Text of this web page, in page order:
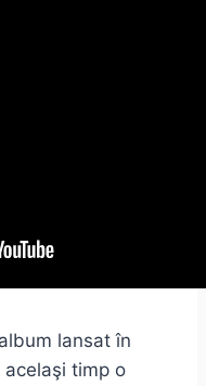
lansat în
timp o